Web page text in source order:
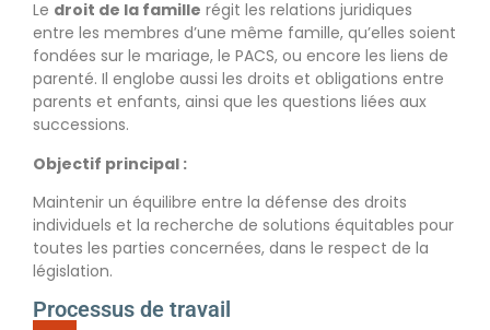
Le droit de la famille régit les relations juridiques
entre les membres d’une même famille, qu’elles soient
fondées sur le mariage, le PACS, ou encore les liens de
parenté. Il englobe aussi les droits et obligations entre
parents et enfants, ainsi que les questions liées aux
successions.
Objectif principal :
Maintenir un équilibre entre la défense des droits
individuels et la recherche de solutions équitables pour
toutes les parties concernées, dans le respect de la
législation.
Processus de travail